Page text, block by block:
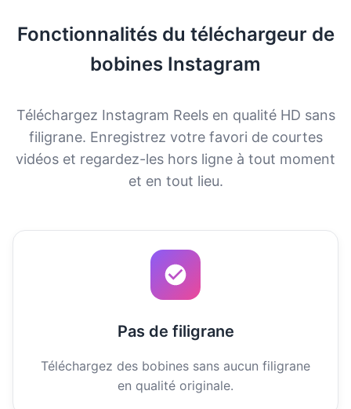
Fonctionnalités du téléchargeur de
bobines Instagram
Téléchargez Instagram Reels en qualité HD sans
filigrane. Enregistrez votre favori de courtes
vidéos et regardez-les hors ligne à tout moment
et en tout lieu.
Pas de filigrane
Téléchargez des bobines sans aucun filigrane
en qualité originale.